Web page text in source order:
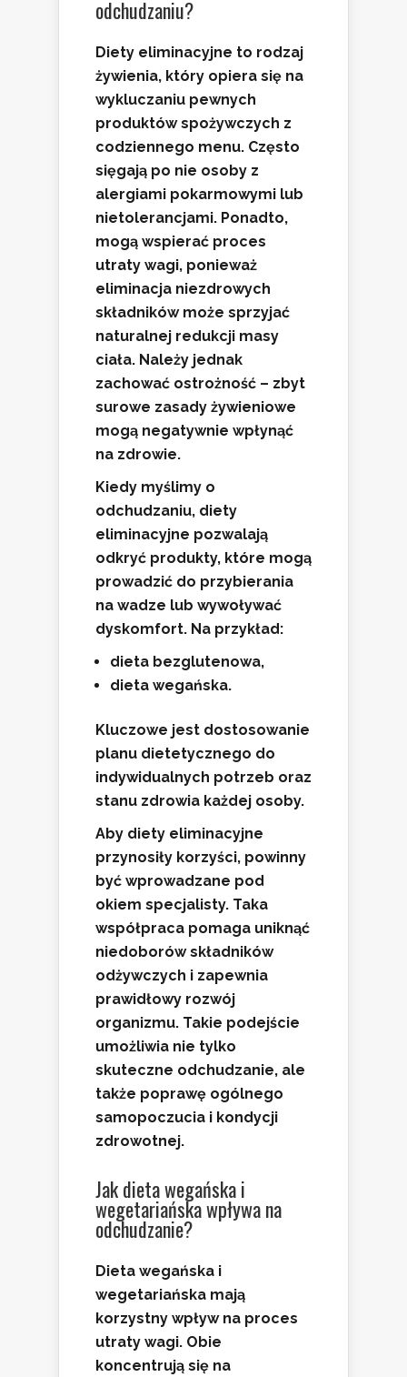
odchudzaniu?
Diety eliminacyjne to rodzaj
żywienia, który opiera się na
wykluczaniu pewnych
produktów spożywczych z
codziennego menu. Często
sięgają po nie osoby z
alergiami pokarmowymi lub
nietolerancjami. Ponadto,
mogą wspierać proces
utraty wagi, ponieważ
eliminacja niezdrowych
składników może sprzyjać
naturalnej redukcji masy
ciała. Należy jednak
zachować ostrożność – zbyt
surowe zasady żywieniowe
mogą negatywnie wpłynąć
na zdrowie.
Kiedy myślimy o
odchudzaniu, diety
eliminacyjne pozwalają
odkryć produkty, które mogą
prowadzić do przybierania
na wadze lub wywoływać
dyskomfort. Na przykład:
dieta bezglutenowa,
dieta wegańska.
Kluczowe jest dostosowanie
planu dietetycznego do
indywidualnych potrzeb oraz
stanu zdrowia każdej osoby.
Aby diety eliminacyjne
przynosiły korzyści, powinny
być wprowadzane pod
okiem specjalisty. Taka
współpraca pomaga uniknąć
niedoborów składników
odżywczych i zapewnia
prawidłowy rozwój
organizmu. Takie podejście
umożliwia nie tylko
skuteczne odchudzanie, ale
także poprawę ogólnego
samopoczucia i kondycji
zdrowotnej.
Jak dieta wegańska i
wegetariańska wpływa na
odchudzanie?
Dieta wegańska i
wegetariańska mają
korzystny wpływ na proces
utraty wagi. Obie
koncentrują się na